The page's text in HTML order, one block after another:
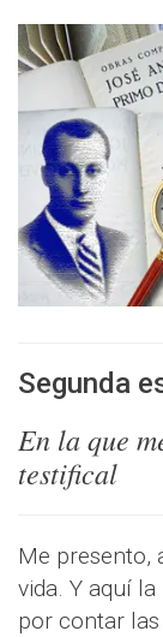
Segunda
En la que
testifical
Me presento,
vida. Y aquí
por contar